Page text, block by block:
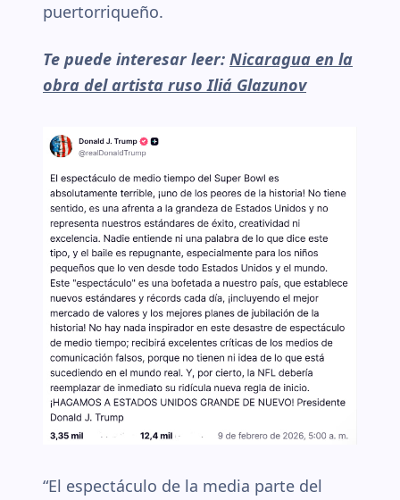
puertorriqueño.
Te puede interesar leer: Nicaragua en la
obra del artista ruso Iliá Glazunov
“El espectáculo de la media parte del